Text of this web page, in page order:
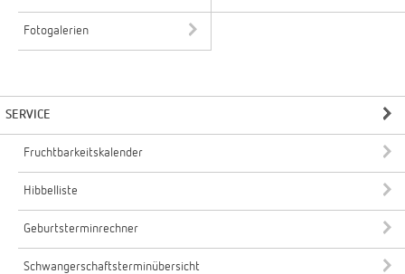
Fotogalerien
SERVICE
Fruchtbarkeitskalender
Hibbelliste
Geburtsterminrechner
Schwangerschaftsterminübersicht